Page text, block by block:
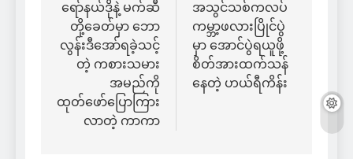
navigation
ရော်နယ်ဒိုနဲ့ မက်ဆီ
တို့ခေတ်မှာ ဘော
လွန်းဒီအော်ရခဲ့သင့်
တဲ့ ကစားသမား
အမည်ကို
ထုတ်ဖော်ပြောကြား
လာတဲ့ ကာကာ
အသွင်သစ်ကလပ်
ကမ္ဘာ့ဖလားပြိုင်ပွဲ
မှာ အောင်ပွဲရယူဖို့
စိတ်အားထက်သန်
နေတဲ့ ဟယ်ရီကိန်း